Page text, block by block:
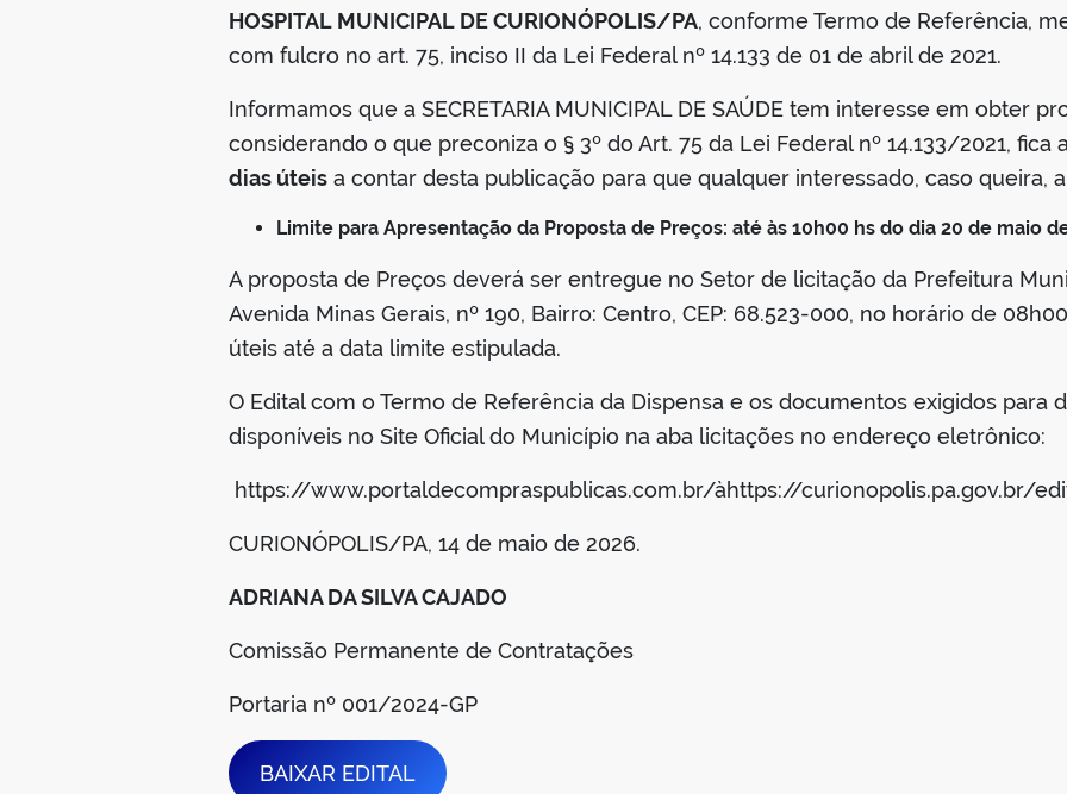
HOSPITAL MUNICIPAL DE CURIONÓPOLIS/PA, conforme Termo de Referência,
com fulcro no art. 75, inciso II da Lei Federal nº 14.133 de 01 de abril de 2021.
Informamos que a SECRETARIA MUNICIPAL DE SAÚDE tem interesse em obter
considerando o que preconiza o § 3º do Art. 75 da Lei Federal nº 14.133/2021, fica
dias úteis a contar desta publicação para que qualquer interessado, caso queira,
Limite para Apresentação da Proposta de Preços: até às 10h00 hs do dia 20 de maio
A proposta de Preços deverá ser entregue no Setor de licitação da Prefeitura
Avenida Minas Gerais, nº 190, Bairro: Centro, CEP: 68.523-000, no horário de
úteis até a data limite estipulada.
O Edital com o Termo de Referência da Dispensa e os documentos exigidos para
disponíveis no Site Oficial do Município na aba licitações no endereço eletrônico:
https://www.portaldecompraspublicas.com.br/àhttps://curionopolis.pa.gov.br/
CURIONÓPOLIS/PA, 14 de maio de 2026.
ADRIANA DA SILVA CAJADO
Comissão Permanente de Contratações
Portaria nº 001/2024-GP
BAIXAR EDITAL